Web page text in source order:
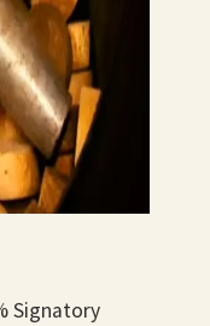
Signatory